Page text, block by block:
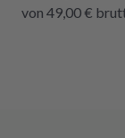
von 49,00 €